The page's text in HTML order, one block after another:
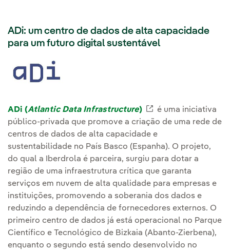
ADi: um centro de dados de alta capacidade
para um futuro digital sustentável
ADi (Atlantic Data Infrastructure) Enlace externo,
é uma iniciativa
público-privada que promove a criação de uma rede de
centros de dados de alta capacidade e
sustentabilidade no País Basco (Espanha). O projeto,
do qual a Iberdrola é parceira, surgiu para dotar a
região de uma infraestrutura crítica que garanta
serviços em nuvem de alta qualidade para empresas e
instituições, promovendo a soberania dos dados e
reduzindo a dependência de fornecedores externos. O
primeiro centro de dados já está operacional no Parque
Científico e Tecnológico de Bizkaia (Abanto-Zierbena),
enquanto o segundo está sendo desenvolvido no